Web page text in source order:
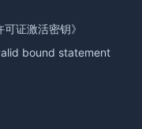
可证激活密钥》
bound statement